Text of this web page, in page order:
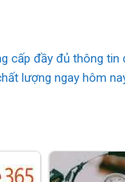
cấp đầy đủ thông tin
lượng ngay hôm